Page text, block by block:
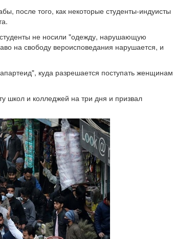
после того, как некоторые студенты-индуисты
не носили "одежду, нарушающую
на свободу вероисповедания нарушается, и
куда разрешается поступать женщинам
школ и колледжей на три дня и призвал